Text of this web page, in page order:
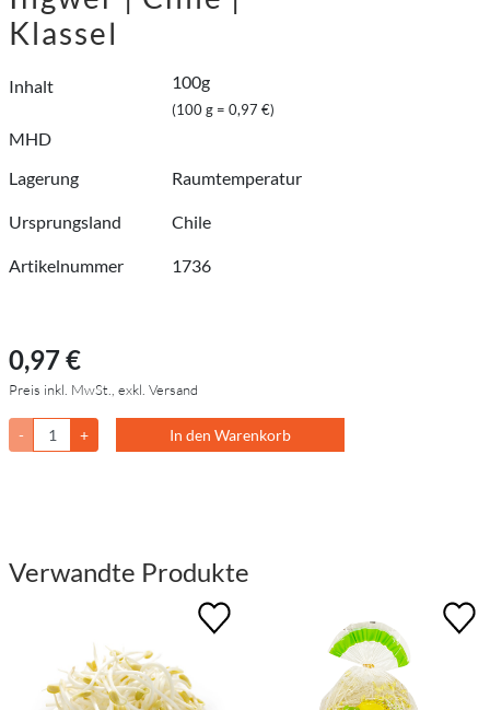
KlasseⅠ
Inhalt 100g
(100 g = 0,97 €)
MHD
Lagerung
Raumtemperatur
Ursprungsland Chile
Artikelnummer 1736
0,97 €
Preis inkl. MwSt., exkl. Versand
- + In den Warenkorb
Verwandte Produkte